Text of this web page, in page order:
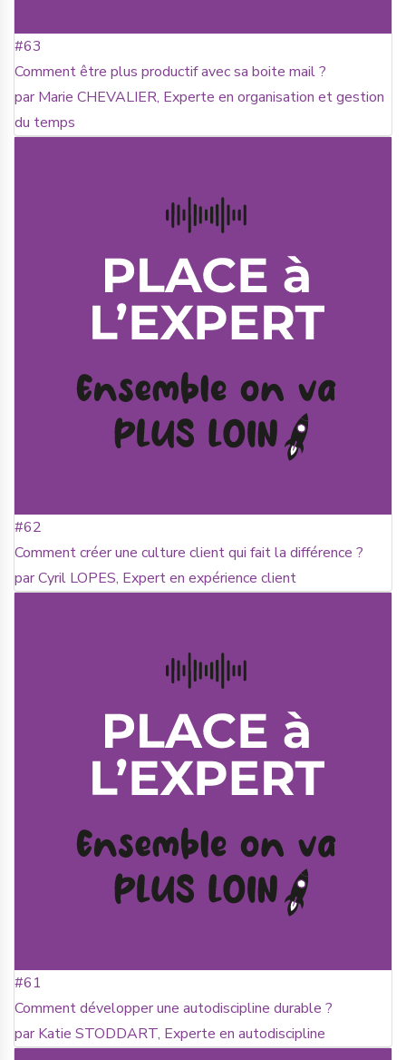
#63
Comment être plus productif avec sa boite mail ?
par Marie CHEVALIER, Experte en organisation et gestion
du temps
#62
Comment créer une culture client qui fait la différence ?
par Cyril LOPES, Expert en expérience client
#61
Comment développer une autodiscipline durable ?
par Katie STODDART, Experte en autodiscipline